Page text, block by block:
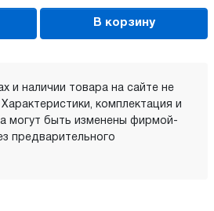
В корзину
и наличии товара на сайте не
комплектация и
могут быть изменены фирмой-
предварительного